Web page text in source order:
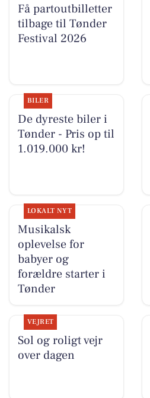
Få partoutbilletter
tilbage til Tønder
Festival 2026
BILER
De dyreste biler i
Tønder - Pris op til
1.019.000 kr!
LOKALT NYT
Musikalsk
oplevelse for
babyer og
forældre starter i
Tønder
VEJRET
Sol og roligt vejr
over dagen